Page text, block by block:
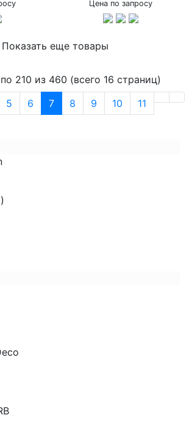
Цена по запросу
Показать еще товары
210 из 460 (всего 16 страниц)
5 6 7 8 9 10 11